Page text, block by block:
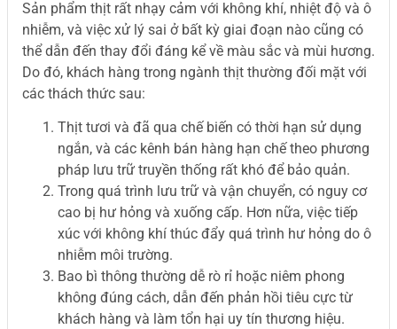
Sản phẩm thịt rất nhạy cảm với không khí, nhiệt độ và ô
nhiễm, và việc xử lý sai ở bất kỳ giai đoạn nào cũng có
thể dẫn đến thay đổi đáng kể về màu sắc và mùi hương.
Do đó, khách hàng trong ngành thịt thường đối mặt với
các thách thức sau:
Thịt tươi và đã qua chế biến có thời hạn sử dụng
ngắn, và các kênh bán hàng hạn chế theo phương
pháp lưu trữ truyền thống rất khó để bảo quản.
Trong quá trình lưu trữ và vận chuyển, có nguy cơ
cao bị hư hỏng và xuống cấp. Hơn nữa, việc tiếp
xúc với không khí thúc đẩy quá trình hư hỏng do ô
nhiễm môi trường.
Bao bì thông thường dễ rò rỉ hoặc niêm phong
không đúng cách, dẫn đến phản hồi tiêu cực từ
khách hàng và làm tổn hại uy tín thương hiệu.